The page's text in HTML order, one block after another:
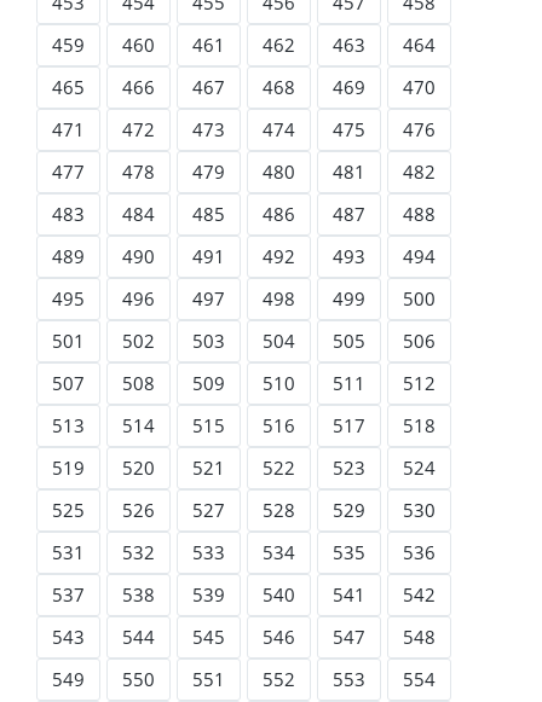
459
460 461 462 463
464
465
466 467 468 469
470
471
472 473 474 475
476
477
478 479 480 481
482
483
484 485 486 487
488
489
490 491 492 493
494
495
496 497 498 499
500
501
502 503 504 505
506
507
508 509 510 511
512
513
514 515 516 517
518
519
520 521 522 523
524
525
526 527 528 529
530
531
532 533 534 535
536
537
538 539 540 541
542
543
544 545 546 547
548
549
550 551 552 553
554